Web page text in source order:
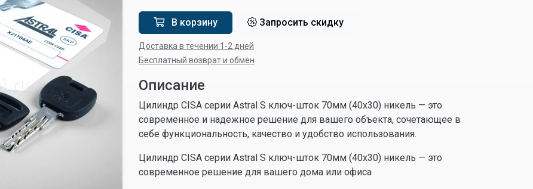
В корзину Запросить скидку
Доставка в течении 1-2 дней
Бесплатный возврат и обмен
Описание
Цилиндр CISA серии Astral S ключ-шток 70мм (40х30) никель — это
современное и надежное решение для вашего объекта, сочетающее в
себе функциональность, качество и удобство использования.
Цилиндр CISA серии Astral S ключ-шток 70мм (40х30) никель — это
современное решение для вашего дома или офиса